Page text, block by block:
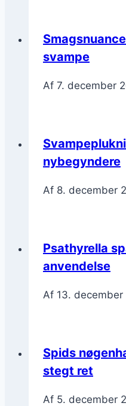
svampe
Af 7. december
nybegyndere
Af 8. december
Psathyrella
anvendelse
Af 13. december
Spids
stegt ret
Af 5. december